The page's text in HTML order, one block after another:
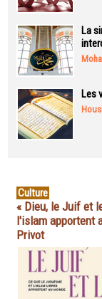
La
Les
Culture
« Dieu, le Juif et
l'islam apportent
Privot